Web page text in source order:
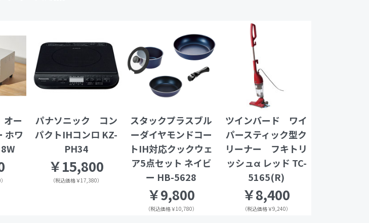
ー
ホワ
パナソニック コン
パクトIHコンロ KZ-
PH34
￥15,800
（税込価格￥17,380）
スタックプラスブル
ーダイヤモンドコー
トIH対応クックウェ
ア5点セット ネイビ
ー HB-5628
￥9,800
（税込価格￥10,780）
ツインバード ワイ
パースティック型ク
リーナー フキトリ
ッシュα レッド TC-
5165(R)
￥8,400
（税込価格￥9,240）